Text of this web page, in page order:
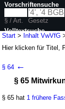
Start > Inhalt VwVfG
Hier klicken fürTitel,
Artikel 11G. v.
zwangsverfahren
§ 64 ←
§ 65
§ 65 hat 1 frühere
Vorschriftensuche
§ / Art.
Gesetz
Volltextsuche
nur in VwVfG